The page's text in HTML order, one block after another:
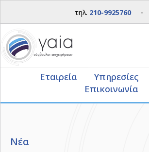
τηλ. 210-9925760-
Εταιρεία Υπηρεσίες
Επικοινωνία
Νέα